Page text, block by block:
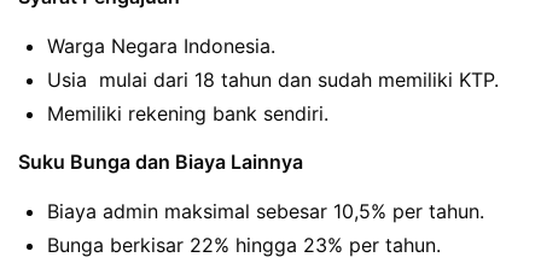
Warga Negara Indonesia.
Usia mulai dari 18 tahun dan sudah memiliki KTP.
Memiliki rekening bank sendiri.
Suku Bunga dan Biaya Lainnya
Biaya admin maksimal sebesar 10,5% per tahun.
Bunga berkisar 22% hingga 23% per tahun.